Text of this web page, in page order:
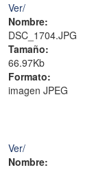
Ver/
Nombre:
DSC_1704.JPG
Tamaño:
66.97Kb
Formato:
imagen JPEG
Ver/
Nombre: